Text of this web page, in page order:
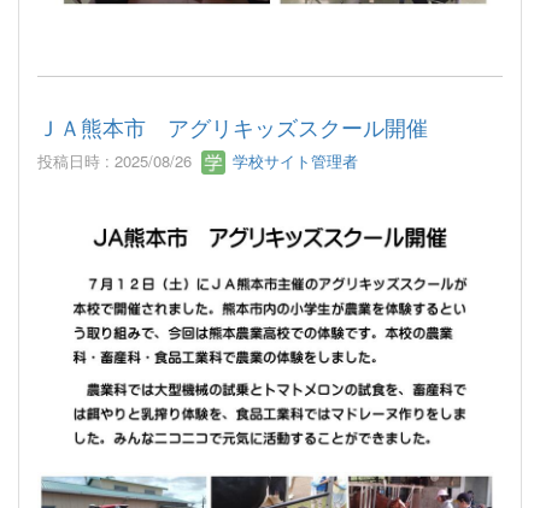
ＪＡ熊本市 アグリキッズスクール開催
投稿日時 : 2025/08/26 学校サイト管理者